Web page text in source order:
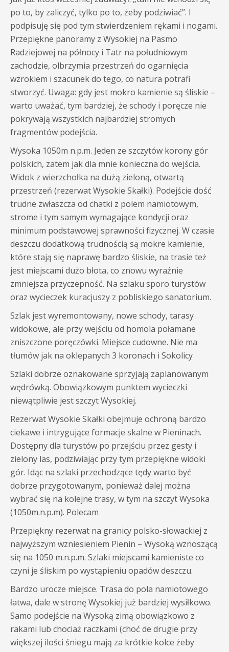
po to, by zaliczyć, tylko po to, żeby podziwiać”. I
podpisuję się pod tym stwierdzeniem rękami i nogami.
Przepiękne panoramy z Wysokiej na Pasmo
Radziejowej na północy i Tatr na południowym
zachodzie, olbrzymia przestrzeń do ogarnięcia
wzrokiem i szacunek do tego, co natura potrafi
stworzyć. Uwaga: gdy jest mokro kamienie są śliskie –
warto uważać, tym bardziej, że schody i poręcze nie
pokrywają wszystkich najbardziej stromych
fragmentów podejścia.
Wysoka 1050m n.p.m. Jeden ze szczytów korony gór
polskich, zatem jak dla mnie konieczna do wejścia.
Widok z wierzchołka na dużą zieloną, otwartą
przestrzeń (rezerwat Wysokie Skałki). Podejście dość
trudne zwłaszcza od chatki z polem namiotowym,
strome i tym samym wymagające kondycji oraz
minimum podstawowej sprawności fizycznej. W czasie
deszczu dodatkową trudnością są mokre kamienie,
które stają się naprawę bardzo śliskie, na trasie też
jest miejscami dużo błota, co znowu wyraźnie
zmniejsza przyczepność. Na szlaku sporo turystów
oraz wycieczek kuracjuszy z pobliskiego sanatorium.
Szlak jest wyremontowany, nowe schody, tarasy
widokowe, ale przy wejściu od homola połamane
zniszczone poręczówki. Miejsce cudowne. Nie ma
tłumów jak na oklepanych 3 koronach i Sokolicy
Szlaki dobrze oznakowane sprzyjają zaplanowanym
wędrówką. Obowiązkowym punktem wycieczki
niewątpliwie jest szczyt Wysokiej.
Rezerwat Wysokie Skałki obejmuje ochroną bardzo
ciekawe i intrygujące formacje skalne w Pieninach.
Dostępny dla turystów po przejściu przez gesty i
zielony las, podziwiając przy tym przepiękne widoki
gór. Idąc na szlaki przechodzące tędy warto być
dobrze przygotowanym, ponieważ dalej można
wybrać się na kolejne trasy, w tym na szczyt Wysoka
(1050m.n.p.m). Polecam
Przepiękny rezerwat na granicy polsko-słowackiej z
najwyższym wzniesieniem Pienin – Wysoką wznoszącą
się na 1050 m.n.p.m. Szlaki miejscami kamieniste co
czyni je śliskim po wystąpieniu opadów deszczu.
Bardzo urocze miejsce. Trasa do pola namiotowego
łatwa, dale w stronę Wysokiej już bardziej wysiłkowo.
Samo podejście na Wysoką zimą obowiązkowo z
rakami lub chociaż raczkami (choć de drugie przy
większej ilości śniegu mają za krótkie kolce żeby